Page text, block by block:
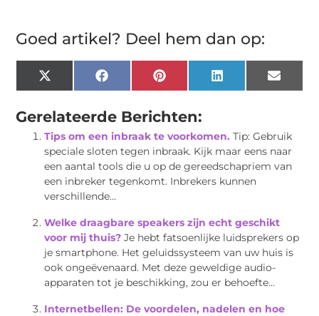
Goed artikel? Deel hem dan op:
X
(Twitter)
FacebookPinterestLinkedInEmail
Gerelateerde Berichten:
Tips om een inbraak te voorkomen. Tip: Gebruik
speciale sloten tegen inbraak. Kijk maar eens naar
een aantal tools die u op de gereedschapriem van
een inbreker tegenkomt. Inbrekers kunnen
verschillende...
Welke draagbare speakers zijn echt geschikt
voor mij thuis? Je hebt fatsoenlijke luidsprekers op
je smartphone. Het geluidssysteem van uw huis is
ook ongeëvenaard. Met deze geweldige audio-
apparaten tot je beschikking, zou er behoefte...
Internetbellen: De voordelen, nadelen en hoe